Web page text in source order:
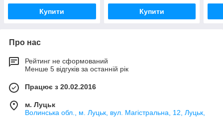
Купити Купити
Про нас
Рейтинг не сформований
Менше 5 відгуків за останній рік
Працює з 20.02.2016
м. Луцьк
Волинська обл., м. Луцьк, вул. Магістральна, 12, Луцьк,